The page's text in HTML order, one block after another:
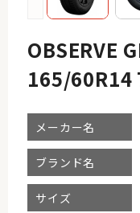
OBSERVE
165/60R14
メーカー名
ブランド名
サイズ